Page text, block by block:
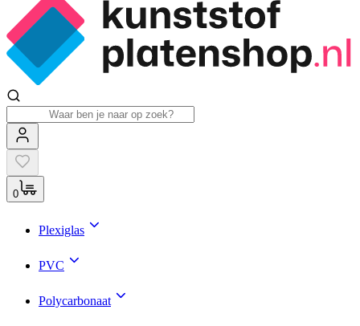
0
Plexiglas
PVC
Polycarbonaat